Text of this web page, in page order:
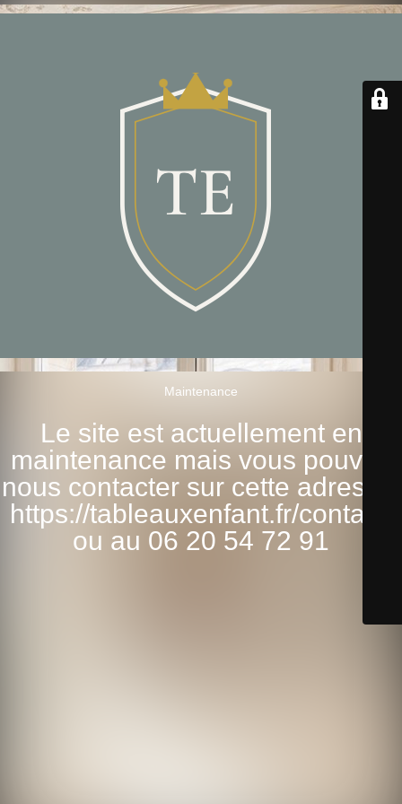
Maintenance
Le site est actuellement en
maintenance mais vous pouvez
nous contacter sur cette adresse:
https://tableauxenfant.fr/contact/
ou au 06 20 54 72 91